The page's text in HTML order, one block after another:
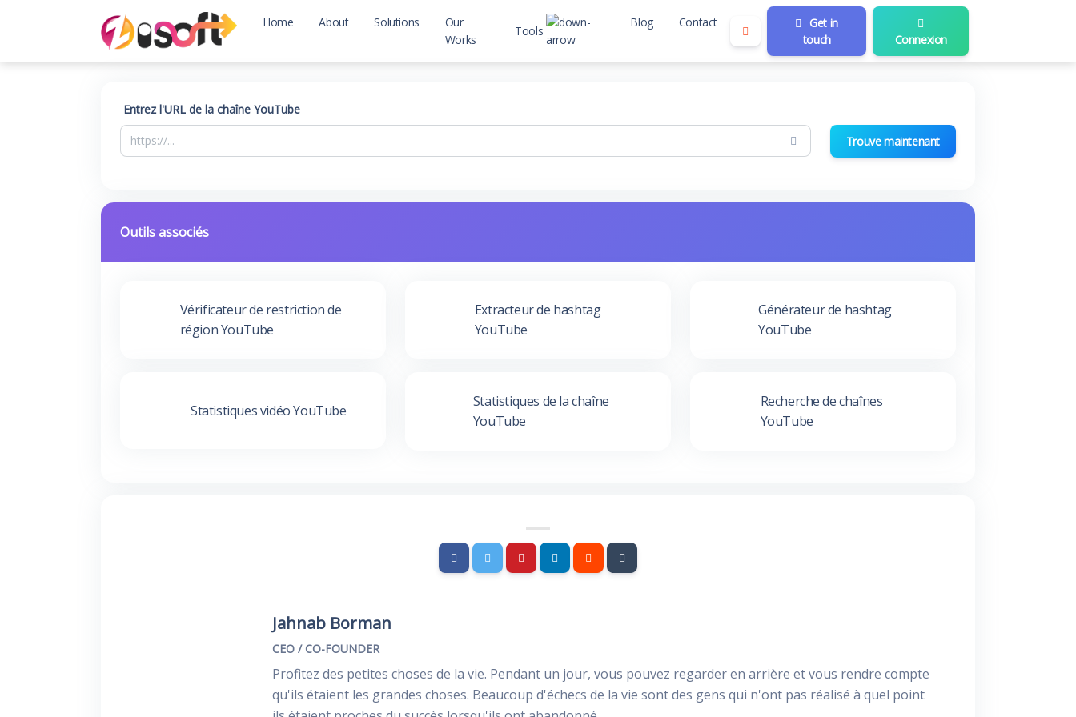
Home About Solutions
Our
Works
Tools
Blog Contact
Get in
touch
Connexion
Entrez l'URL de la chaîne YouTube
Trouve maintenant
Outils associés
Vérificateur de restriction de
région YouTube
Extracteur de hashtag
YouTube
Générateur de hashtag
YouTube
Statistiques vidéo YouTube
Statistiques de la chaîne
YouTube
Recherche de chaînes
YouTube
Jahnab Borman
CEO / CO-FOUNDER
Profitez des petites choses de la vie. Pendant un jour, vous pouvez regarder en arrière et vous rendre compte
qu'ils étaient les grandes choses. Beaucoup d'échecs de la vie sont des gens qui n'ont pas réalisé à quel point